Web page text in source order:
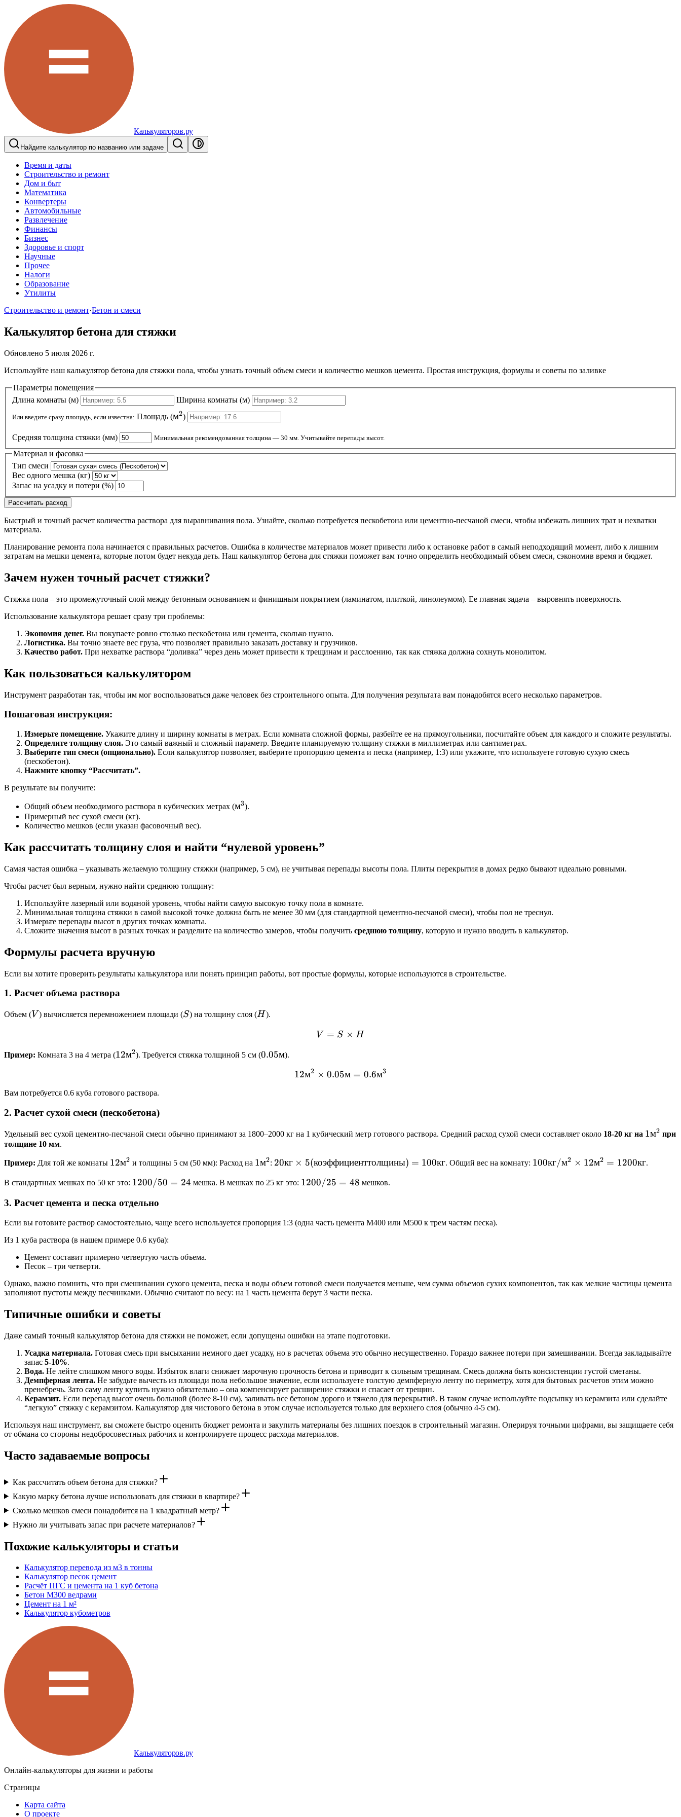
Калькуляторов.ру
Найдите калькулятор по названию или задаче
Время и даты
Строительство и ремонт
Дом и быт
Математика
Конвертеры
Автомобильные
Развлечение
Финансы
Бизнес
Здоровье и спорт
Научные
Прочее
Налоги
Образование
Утилиты
Строительство и ремонт·Бетон и смеси
Калькулятор бетона для стяжки
Обновлено 5 июля 2026 г.
Используйте наш калькулятор бетона для стяжки пола, чтобы узнать точный объем смеси и количество мешков цемента. Простая инструкция, формулы и советы по заливке
Параметры помещения
Длина комнаты (м)
Ширина комнаты (м)
Или введите сразу площадь, если известна: Площадь (м^2
м2)
Средняя толщина стяжки (мм) Минимальная рекомендованная толщина — 30 мм. Учитывайте перепады высот.
Материал и фасовка
Тип смеси
Вес одного мешка (кг)
Запас на усадку и потери (%)
Рассчитать расход
Быстрый и точный расчет количества раствора для выравнивания пола. Узнайте, сколько потребуется пескобетона или цементно-песчаной смеси, чтобы избежать лишних трат и нехватки
материала.
Планирование ремонта пола начинается с правильных расчетов. Ошибка в количестве материалов может привести либо к остановке работ в самый неподходящий момент, либо к лишним
затратам на мешки цемента, которые потом будет некуда деть. Наш калькулятор бетона для стяжки поможет вам точно определить необходимый объем смеси, сэкономив время и бюджет.
Зачем нужен точный расчет стяжки?
Стяжка пола – это промежуточный слой между бетонным основанием и финишным покрытием (ламинатом, плиткой, линолеумом). Ее главная задача – выровнять поверхность.
Использование калькулятора решает сразу три проблемы:
Экономия денег. Вы покупаете ровно столько пескобетона или цемента, сколько нужно.
Логистика. Вы точно знаете вес груза, что позволяет правильно заказать доставку и грузчиков.
Качество работ. При нехватке раствора “доливка” через день может привести к трещинам и расслоению, так как стяжка должна сохнуть монолитом.
Как пользоваться калькулятором
Инструмент разработан так, чтобы им мог воспользоваться даже человек без строительного опыта. Для получения результата вам понадобятся всего несколько параметров.
Пошаговая инструкция:
Измерьте помещение. Укажите длину и ширину комнаты в метрах. Если комната сложной формы, разбейте ее на прямоугольники, посчитайте объем для каждого и сложите результаты.
Определите толщину слоя. Это самый важный и сложный параметр. Введите планируемую толщину стяжки в миллиметрах или сантиметрах.
Выберите тип смеси (опционально). Если калькулятор позволяет, выберите пропорцию цемента и песка (например, 1:3) или укажите, что используете готовую сухую смесь
(пескобетон).
Нажмите кнопку “Рассчитать”.
В результате вы получите:
Общий объем необходимого раствора в кубических метрах (м^3
м3).
Примерный вес сухой смеси (кг).
Количество мешков (если указан фасовочный вес).
Как рассчитать толщину слоя и найти “нулевой уровень”
Самая частая ошибка – указывать желаемую толщину стяжки (например, 5 см), не учитывая перепады высоты пола. Плиты перекрытия в домах редко бывают идеально ровными.
Чтобы расчет был верным, нужно найти среднюю толщину:
Используйте лазерный или водяной уровень, чтобы найти самую высокую точку пола в комнате.
Минимальная толщина стяжки в самой высокой точке должна быть не менее 30 мм (для стандартной цементно-песчаной смеси), чтобы пол не треснул.
Измерьте перепады высот в других точках комнаты.
Сложите значения высот в разных точках и разделите на количество замеров, чтобы получить среднюю толщину, которую и нужно вводить в калькулятор.
Формулы расчета вручную
Если вы хотите проверить результаты калькулятора или понять принцип работы, вот простые формулы, которые используются в строительстве.
1. Расчет объема раствора
Объем (V
V ) вычисляется перемножением площади (S
S) на толщину слоя (H
H).
V = S \times H
V = S × H
Пример: Комната 3 на 4 метра (12
12м2). Требуется стяжка толщиной 5 см (0.05
0.05м).
12 м^2 \times 0.05 м = 0.6 м^3
12м2 × 0.05м = 0.6м3
Вам потребуется 0.6 куба готового раствора.
2. Расчет сухой смеси (пескобетона)
Удельный вес сухой цементно-песчаной смеси обычно принимают за 1800–2000 кг на 1 кубический метр готового раствора. Средний расход сухой смеси составляет около 18-20 кг на 1
1м2 при
толщине 10 мм.
Пример: Для той же комнаты 12
12м2 и толщины 5 см (50 мм): Расход на 1
1м2: 20 кг \times
(коэффициент
20кг × 5(коэффициенттолщины) = 100кг. Общий вес на комнату: 100
100кг/м2 × 12м2 = 1200кг.
В стандартных мешках по 50 кг это: 1200
= 24
1200/50 = 24 мешка. В мешках по 25 кг это: 1200
1200/25 = 48 мешков.
3. Расчет цемента и песка отдельно
Если вы готовите раствор самостоятельно, чаще всего используется пропорция 1:3 (одна часть цемента М400 или М500 к трем частям песка).
Из 1 куба раствора (в нашем примере 0.6 куба):
Цемент составит примерно четвертую часть объема.
Песок – три четверти.
Однако, важно помнить, что при смешивании сухого цемента, песка и воды объем готовой смеси получается меньше, чем сумма объемов сухих компонентов, так как мелкие частицы цемента
заполняют пустоты между песчинками. Обычно считают по весу: на 1 часть цемента берут 3 части песка.
Типичные ошибки и советы
Даже самый точный калькулятор бетона для стяжки не поможет, если допущены ошибки на этапе подготовки.
Усадка материала. Готовая смесь при высыхании немного дает усадку, но в расчетах объема это обычно несущественно. Гораздо важнее потери при замешивании. Всегда закладывайте
запас 5-10%.
Вода. Не лейте слишком много воды. Избыток влаги снижает марочную прочность бетона и приводит к сильным трещинам. Смесь должна быть консистенции густой сметаны.
Демпферная лента. Не забудьте вычесть из площади пола небольшое значение, если используете толстую демпферную ленту по периметру, хотя для бытовых расчетов этим можно
пренебречь. Зато саму ленту купить нужно обязательно – она компенсирует расширение стяжки и спасает от трещин.
Керамзит. Если перепад высот очень большой (более 8-10 см), заливать все бетоном дорого и тяжело для перекрытий. В таком случае используйте подсыпку из керамзита или сделайте
“легкую” стяжку с керамзитом. Калькулятор для чистового бетона в этом случае используется только для верхнего слоя (обычно 4-5 см).
Используя наш инструмент, вы сможете быстро оценить бюджет ремонта и закупить материалы без лишних поездок в строительный магазин. Оперируя точными цифрами, вы защищаете себя
от обмана со стороны недобросовестных рабочих и контролируете процесс расхода материалов.
Часто задаваемые вопросы
Как рассчитать объем бетона для стяжки?
Какую марку бетона лучше использовать для стяжки в квартире?
Сколько мешков смеси понадобится на 1 квадратный метр?
Нужно ли учитывать запас при расчете материалов?
Похожие калькуляторы и статьи
Калькулятор перевода из м3 в тонны
Калькулятор песок цемент
Расчёт ПГС и цемента на 1 куб бетона
Бетон М300 ведрами
Цемент на 1 м²
Калькулятор кубометров
Калькуляторов.ру
Онлайн-калькуляторы для жизни и работы
Страницы
Карта сайта
О проекте